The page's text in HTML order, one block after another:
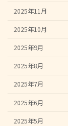
2025年11月
2025年10月
2025年9月
2025年8月
2025年7月
2025年6月
2025年5月